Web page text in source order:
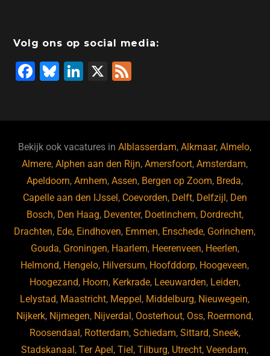
Volg ons op social media:
F
b
o
o
k
Bl
ky
Li
dI
n
X
Bekijk ook vacatures inAlblasserdam,Alkmaar,Almelo,
Almere,Alphen aan den Rijn,Amersfoort,Amsterdam,
Apeldoorn,Arnhem,Assen, Bergen op Zoom, Breda,
Capelle aan den IJssel , Coevorden, Delft, Delfzijl , Den
Bosch, Den Haag, Deventer, Doetinchem, Dordrecht,
Drachten, Ede, Eindhoven, Emmen, Enschede, Gorinchem,
Gouda, Groningen, Haarlem, Heerenveen, Heerlen,
Helmond, Hengelo, Hilversum, Hoofddorp, Hoogeveen,
Hoogezand, Hoorn, Kerkrade, Leeuwarden, Leiden,
Lelystad, Maastricht, Meppel , Middelburg, Nieuwegein,
Nijkerk, Nijmegen, Nijverdal , Oosterhout, Oss, Roermond,
Roosendaal , Rotterdam, Schiedam, Sittard, Sneek,
Stadskanaal ,Ter Apel ,Tiel ,Tilburg, Utrecht,Veendam,